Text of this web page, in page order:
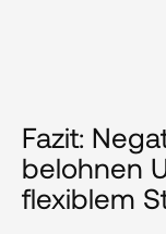
Fazit:
belohnen
flexiblem